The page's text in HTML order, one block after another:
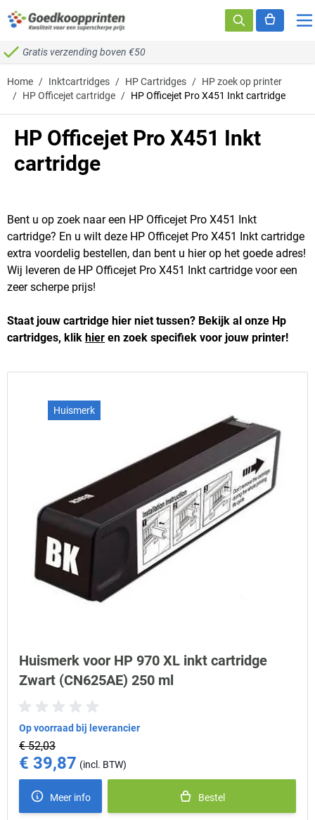
Ga naar de inhoud
Gratis verzending boven €50
Home / Inktcartridges / HP Cartridges / HP zoek op printer
/ HP Officejet cartridge / HP Officejet Pro X451 Inkt cartridge
HP Officejet Pro X451 Inkt
cartridge
Bent u op zoek naar een HP Officejet Pro X451 Inkt
cartridge? En u wilt deze HP Officejet Pro X451 Inkt cartridge
extra voordelig bestellen, dan bent u hier op het goede adres!
Wij leveren de HP Officejet Pro X451 Inkt cartridge voor een
zeer scherpe prijs!
Staat jouw cartridge hier niet tussen? Bekijk al onze Hp
cartridges, klik hier en zoek specifiek voor jouw printer!
Huismerk
Huismerk voor HP 970 XL inkt cartridge
Zwart (CN625AE) 250 ml
Op voorraad bij leverancier
€ 52,03
Special Price
€ 39,87
Meer info Bestel